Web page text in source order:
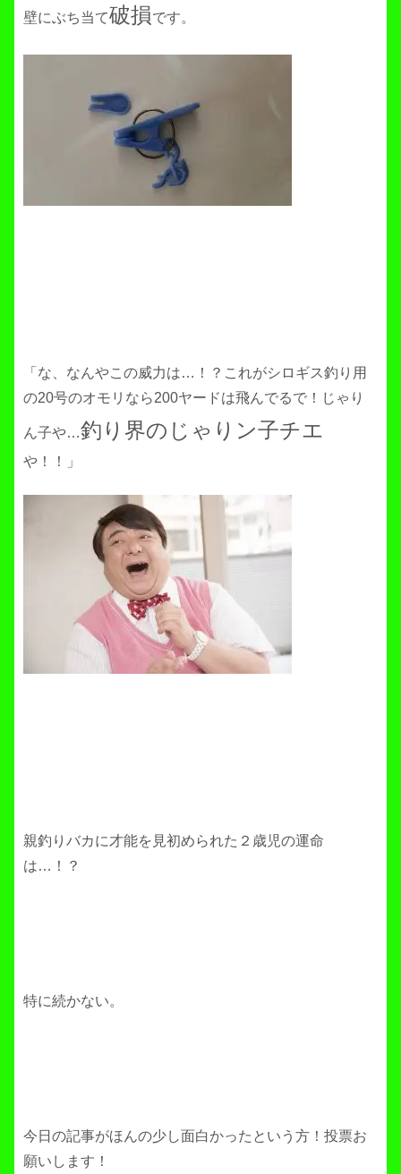
壁にぶち当て破損です。
「な、なんやこの威力は…！？これがシロギス釣り用
の20号のオモリなら200ヤードは飛んでるで！じゃり
ん子や…釣り界のじゃりン子チエ
や！！」
親釣りバカに才能を見初められた２歳児の運命
は…！？
特に続かない。
今日の記事がほんの少し面白かったという方！投票お
願いします！